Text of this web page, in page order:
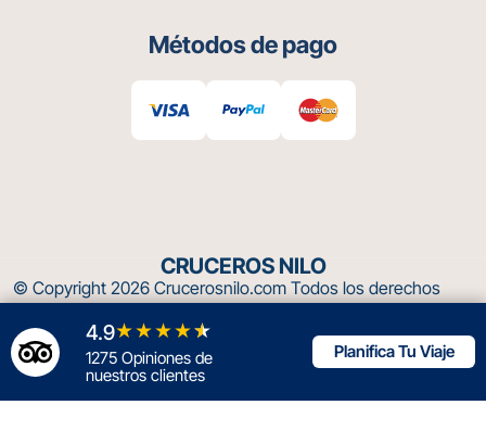
Richiedi preventivo gratuito
Métodos de pago
CRUCEROS NILO
© Copyright 2026 Crucerosnilo.com Todos los derechos
4.9★★★★★
1275 Opiniones de
nuestros clientes
Planifica Tu Viaje